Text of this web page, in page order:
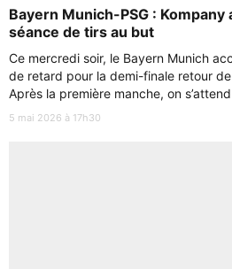
Bayern Munich-PSG : Kompany
séance de tirs au but
Ce mercredi soir, le Bayern Munich
de retard pour la demi-finale retour
Après la première manche, on
5 mai 2026 à 17h30